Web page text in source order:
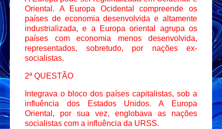
Oriental. A Europa Ocidental compreende os
países de economia desenvolvida e altamente
industrializada, e a Europa oriental agrupa os
países com economia menos desenvolvida,
representados, sobretudo, por nações ex-
socialistas.
2ª QUESTÃO
Integrava o bloco dos países capitalistas, sob a
influência dos Estados Unidos. A Europa
Oriental, por sua vez, englobava as nações
socialistas com a influência da URSS.